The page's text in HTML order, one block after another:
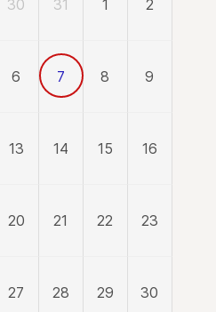
30 31 1 2
6 7 8 9
13 14 15 16
20 21 22 23
27 28 29 30